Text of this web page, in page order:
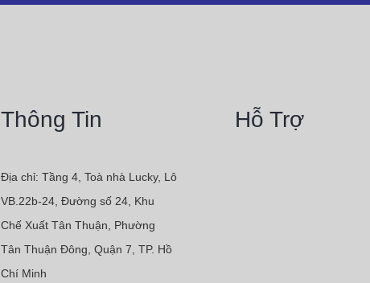
Thông Tin
Địa chỉ: Tầng 4, Toà nhà Lucky, Lô
VB.22b-24, Đường số 24, Khu
Chế Xuất Tân Thuận, Phường
Tân Thuận Đông, Quận 7, TP. Hồ
Chí Minh
Hỗ Trợ